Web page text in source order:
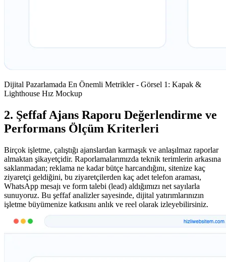
Dijital Pazarlamada En Önemli Metrikler - Görsel 1: Kapak &
Lighthouse Hız Mockup
2. Şeffaf Ajans Raporu Değerlendirme ve
Performans Ölçüm Kriterleri
Birçok işletme, çalıştığı ajanslardan karmaşık ve anlaşılmaz raporlar
almaktan şikayetçidir. Raporlamalarımızda teknik terimlerin arkasına
saklanmadan; reklama ne kadar bütçe harcandığını, sitenize kaç
ziyaretçi geldiğini, bu ziyaretçilerden kaç adet telefon araması,
WhatsApp mesajı ve form talebi (lead) aldığımızı net sayılarla
sunuyoruz. Bu şeffaf analizler sayesinde, dijital yatırımlarınızın
işletme büyümenize katkısını anlık ve reel olarak izleyebilirsiniz.